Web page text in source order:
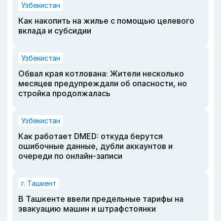
Узбекистан
Как накопить на жилье с помощью целевого
вклада и субсидии
Узбекистан
Обвал края котлована: Жители несколько
месяцев предупреждали об опасности, но
стройка продолжалась
Узбекистан
Как работает DMED: откуда берутся
ошибочные данные, дубли аккаунтов и
очереди по онлайн-записи
г. Ташкент
В Ташкенте ввели предельные тарифы на
эвакуацию машин и штрафстоянки